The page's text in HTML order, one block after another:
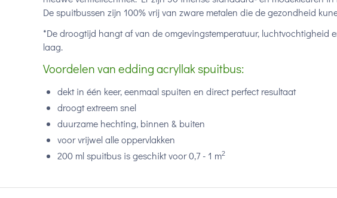
De spuitbussen zijn 100% vrij van zware metalen die de gezondheid
*De droogtijd hangt af van de omgevingstemperatuur, luchtvochtigheid
laag.
Voordelen van edding acryllak spuitbus:
dekt in één keer, eenmaal spuiten en direct perfect resultaat
droogt extreem snel
duurzame hechting, binnen & buiten
voor vrijwel alle oppervlakken
200 ml spuitbus is geschikt voor 0,7 - 1 m2